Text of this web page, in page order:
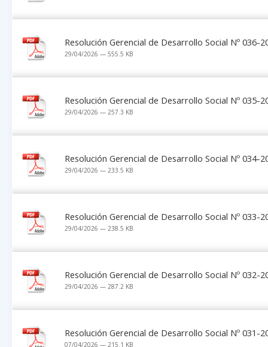
Resolución Gerencial de Desarrollo Social Nº 036-
29/04/2026 — 555.5 KB
Resolución Gerencial de Desarrollo Social Nº 035-
29/04/2026 — 257.3 KB
Resolución Gerencial de Desarrollo Social Nº 034-
29/04/2026 — 233.5 KB
Resolución Gerencial de Desarrollo Social Nº 033-
29/04/2026 — 238.5 KB
Resolución Gerencial de Desarrollo Social Nº 032-
29/04/2026 — 287.2 KB
Resolución Gerencial de Desarrollo Social Nº 031-
07/04/2026 — 215.1 KB